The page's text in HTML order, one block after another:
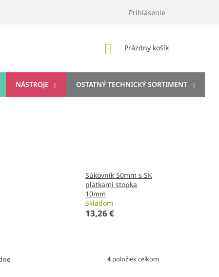
Prihlásenie
NÁKUPNÝ
Prázdny košík
NÁSTROJE OSTATNÝ TECHNICKÝ SORTIMENT
Súkovník 50mm s SK
plátkami stopka
10mm
Skladom
13,26 €
4položiek celkom